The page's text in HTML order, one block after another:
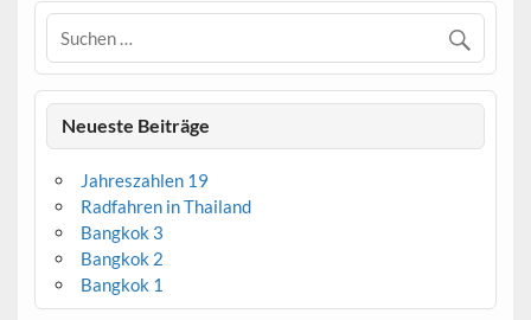
Neueste Beiträge
Jahreszahlen 19
Radfahren in Thailand
Bangkok 3
Bangkok 2
Bangkok 1